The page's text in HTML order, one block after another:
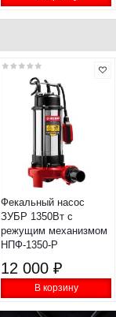
Фекальный насос
ЗУБР 1350Вт с
режущим механизмом
НПФ-1350-Р
12 000 ₽
В корзину